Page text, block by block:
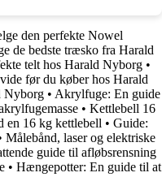
den perfekte Nowel
de bedste træsko fra Harald
telt hos Harald Nyborg •
før du køber hos Harald
Nyborg • Akrylfuge: En guide
• Kettlebell 16
en 16 kg kettlebell • Guide:
Målebånd, laser og elektriske
guide til afløbsrensning
• Hængepotter: En guide til at